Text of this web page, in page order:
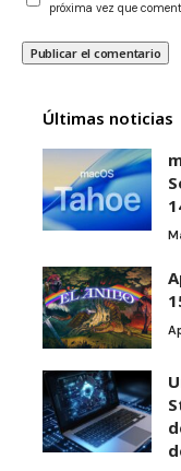
próxima vez que
Últimas noticias